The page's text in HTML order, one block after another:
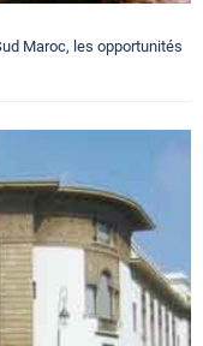
Maroc, les opportunités